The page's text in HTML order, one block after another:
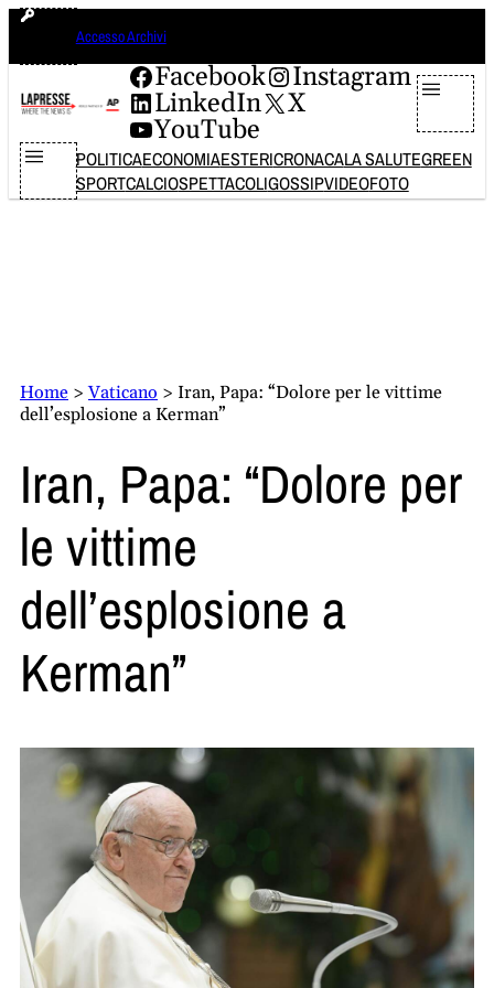
Vai
contenuto
Accesso Archivi
Facebook
Instagram
LinkedIn
X
YouTube
POLITICAECONOMIAESTERICRONACALA SALUTEGREEN
SPORTCALCIOSPETTACOLIGOSSIPVIDEOFOTO
Home >Vaticano > Iran, Papa: “Dolore per le vittime
dell’esplosione a Kerman”
Iran, Papa: “Dolore per
le vittime
dell’esplosione a
Kerman”